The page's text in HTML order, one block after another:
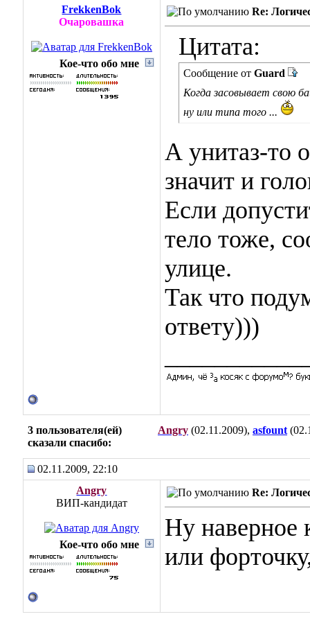
FrekkenBok
Очаровашка
Кое-что обо мне
Re:
Цитата:
Сообщение от Guard
Когда засовывает свою
ну или типа того ...
А унитаз-то
значит и
Если
тело тоже,
улице.
Так что
ответу)))
3 пользователя(ей)
сказали cпасибо:
Angry (02.11.2009), asfount
02.11.2009, 22:10
Angry
ВИП-кандидат
Кое-что обо мне
Re:
Ну наверное
или